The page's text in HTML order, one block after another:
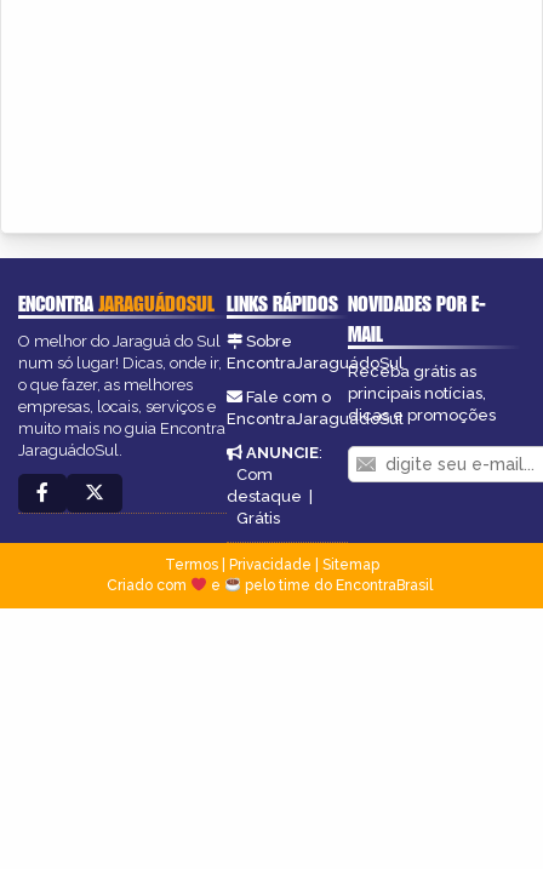
ENCONTRAJARAGUÁDOSUL
O melhor do Jaraguá do Sul
num só lugar! Dicas, onde ir,
o que fazer, as melhores
empresas, locais, serviços e
muito mais no guia Encontra
JaraguádoSul.
LINKS RÁPIDOS
Sobre
EncontraJaraguádoSul
Fale com o
EncontraJaraguádoSul
ANUNCIE:
Com
destaque |
Grátis
NOVIDADES POR E-
MAIL
Receba grátis as
principais notícias,
dicas e promoções
Termos| Privacidade
Sitemap
Criado com
e pelo time do EncontraBrasil